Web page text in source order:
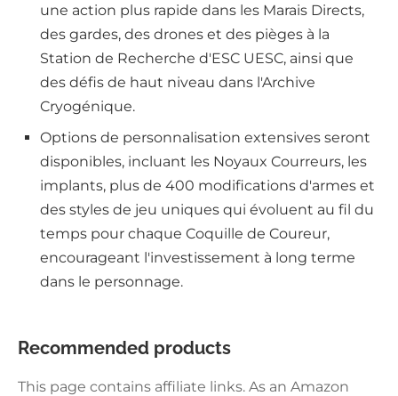
une action plus rapide dans les Marais Directs,
des gardes, des drones et des pièges à la
Station de Recherche d'ESC UESC, ainsi que
des défis de haut niveau dans l'Archive
Cryogénique.
Options de personnalisation extensives seront
disponibles, incluant les Noyaux Courreurs, les
implants, plus de 400 modifications d'armes et
des styles de jeu uniques qui évoluent au fil du
temps pour chaque Coquille de Coureur,
encourageant l'investissement à long terme
dans le personnage.
Recommended products
This page contains affiliate links. As an Amazon